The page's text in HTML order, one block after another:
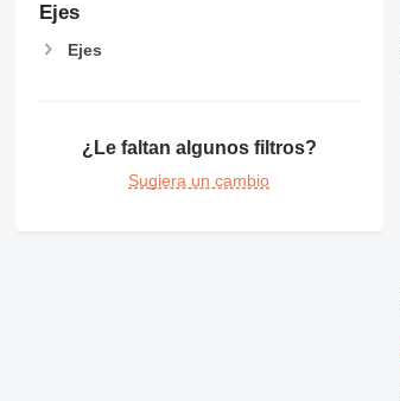
Ejes
Ejes
¿Le faltan algunos filtros?
Sugiera un cambio